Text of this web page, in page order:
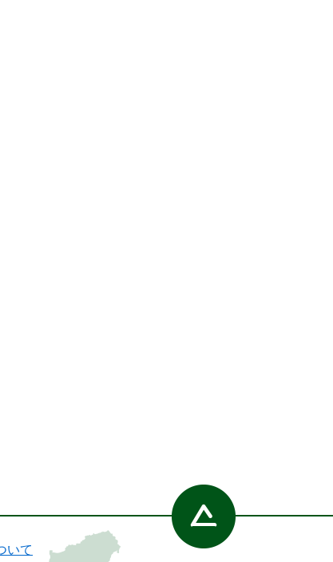
いて